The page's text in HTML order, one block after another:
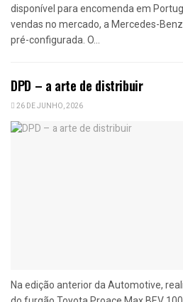
disponível para encomenda em
vendas no mercado, a Mercedes-
pré-configurada. O...
DPD – a arte de distribuir
26 DE JUNHO, 2026
Na edição anterior da Automotive,